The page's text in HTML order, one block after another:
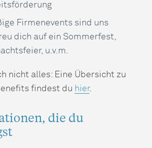
Firmenevents sind uns
dich auf ein Sommerfest,
u.v.m.
nicht alles: Eine Übersicht zu
findest du hier.
die du